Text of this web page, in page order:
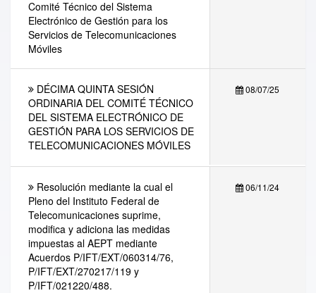
Comité Técnico del Sistema
Electrónico de Gestión para los
Servicios de Telecomunicaciones
Móviles
DÉCIMA QUINTA SESIÓN
ORDINARIA DEL COMITÉ TÉCNICO
DEL SISTEMA ELECTRÓNICO DE
GESTIÓN PARA LOS SERVICIOS DE
TELECOMUNICACIONES MÓVILES
08/07/25
Resolución mediante la cual el
Pleno del Instituto Federal de
Telecomunicaciones suprime,
modifica y adiciona las medidas
impuestas al AEPT mediante
Acuerdos P/IFT/EXT/060314/76,
P/IFT/EXT/270217/119 y
P/IFT/021220/488.
06/11/24